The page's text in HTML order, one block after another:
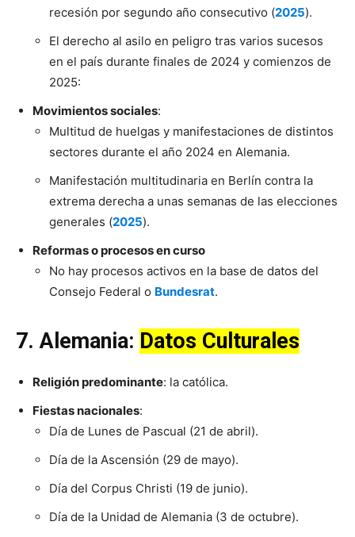
recesión por segundo año consecutivo (2025).
El derecho al asilo en peligro tras varios sucesos
en el país durante finales de 2024 y comienzos de
2025:
Movimientos sociales:
Multitud de huelgas y manifestaciones de distintos
sectores durante el año 2024 en Alemania.
Manifestación multitudinaria en Berlín contra la
extrema derecha a unas semanas de las elecciones
generales (2025).
Reformas o procesos en curso
No hay procesos activos en la base de datos del
Consejo Federal o Bundesrat.
7.Alemania: Datos Culturales
Religión predominante: la católica.
Fiestas nacionales:
Día de Lunes de Pascual (21 de abril).
Día de la Ascensión (29 de mayo).
Día del Corpus Christi (19 de junio).
Día de la Unidad de Alemania (3 de octubre).